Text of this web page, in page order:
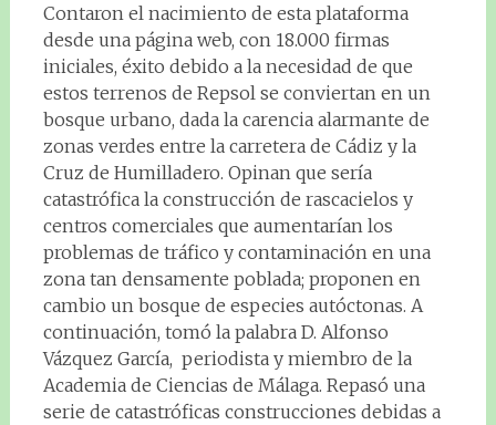
Contaron el nacimiento de esta plataforma
desde una página web, con 18.000 firmas
iniciales, éxito debido a la necesidad de que
estos terrenos de Repsol se conviertan en un
bosque urbano, dada la carencia alarmante de
zonas verdes entre la carretera de Cádiz y la
Cruz de Humilladero. Opinan que sería
catastrófica la construcción de rascacielos y
centros comerciales que aumentarían los
problemas de tráfico y contaminación en una
zona tan densamente poblada; proponen en
cambio un bosque de especies autóctonas. A
continuación, tomó la palabra D. Alfonso
Vázquez García, periodista y miembro de la
Academia de Ciencias de Málaga. Repasó una
serie de catastróficas construcciones debidas a